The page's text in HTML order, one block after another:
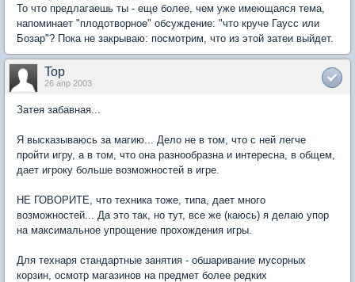
То что предлагаешь ты - еще более, чем уже имеющаяся тема,
напоминает "плодотворное" обсуждение: "что круче Гаусс или
Бозар"? Пока не закрываю: посмотрим, что из этой затеи выйдет.
Top
26 апр 2003
Затея забавная...
Я высказываюсь за магию... Дело не в том, что с ней легче
пройти игру, а в том, что она разнообразна и интересна, в общем,
дает игроку больше возможностей в игре.
НЕ ГОВОРИТЕ, что техника тоже, типа, дает много
возможностей... Да это так, но тут, все же (каюсь) я делаю упор
на максимальное упрощение прохождения игры.
Для технаря стандартные занятия - обшаривание мусорных
корзин, осмотр магазинов на предмет более редких